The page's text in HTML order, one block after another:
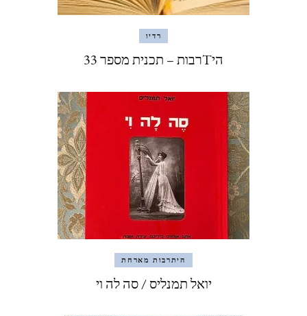
רדיו
היTרבות – תכנית מספר 33
היתרבות מארחת
יואל תמנליס / סה לה וי